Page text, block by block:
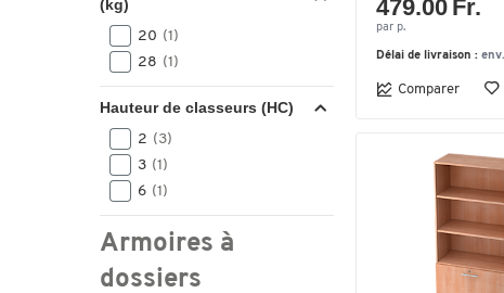
(kg)
20 (1)
28 (1)
Hauteur de classeurs (HC)
2 (3)
3 (1)
6 (1)
Armoires à
dossiers
479.00 Fr.
par p.
Délai de livraison :
Comparer